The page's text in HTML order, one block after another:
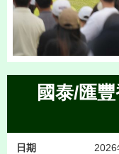
國泰/匯
日期
2026